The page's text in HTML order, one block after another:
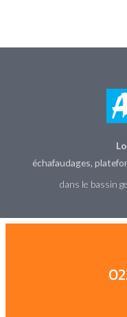
échafaudages,
dans le bassin